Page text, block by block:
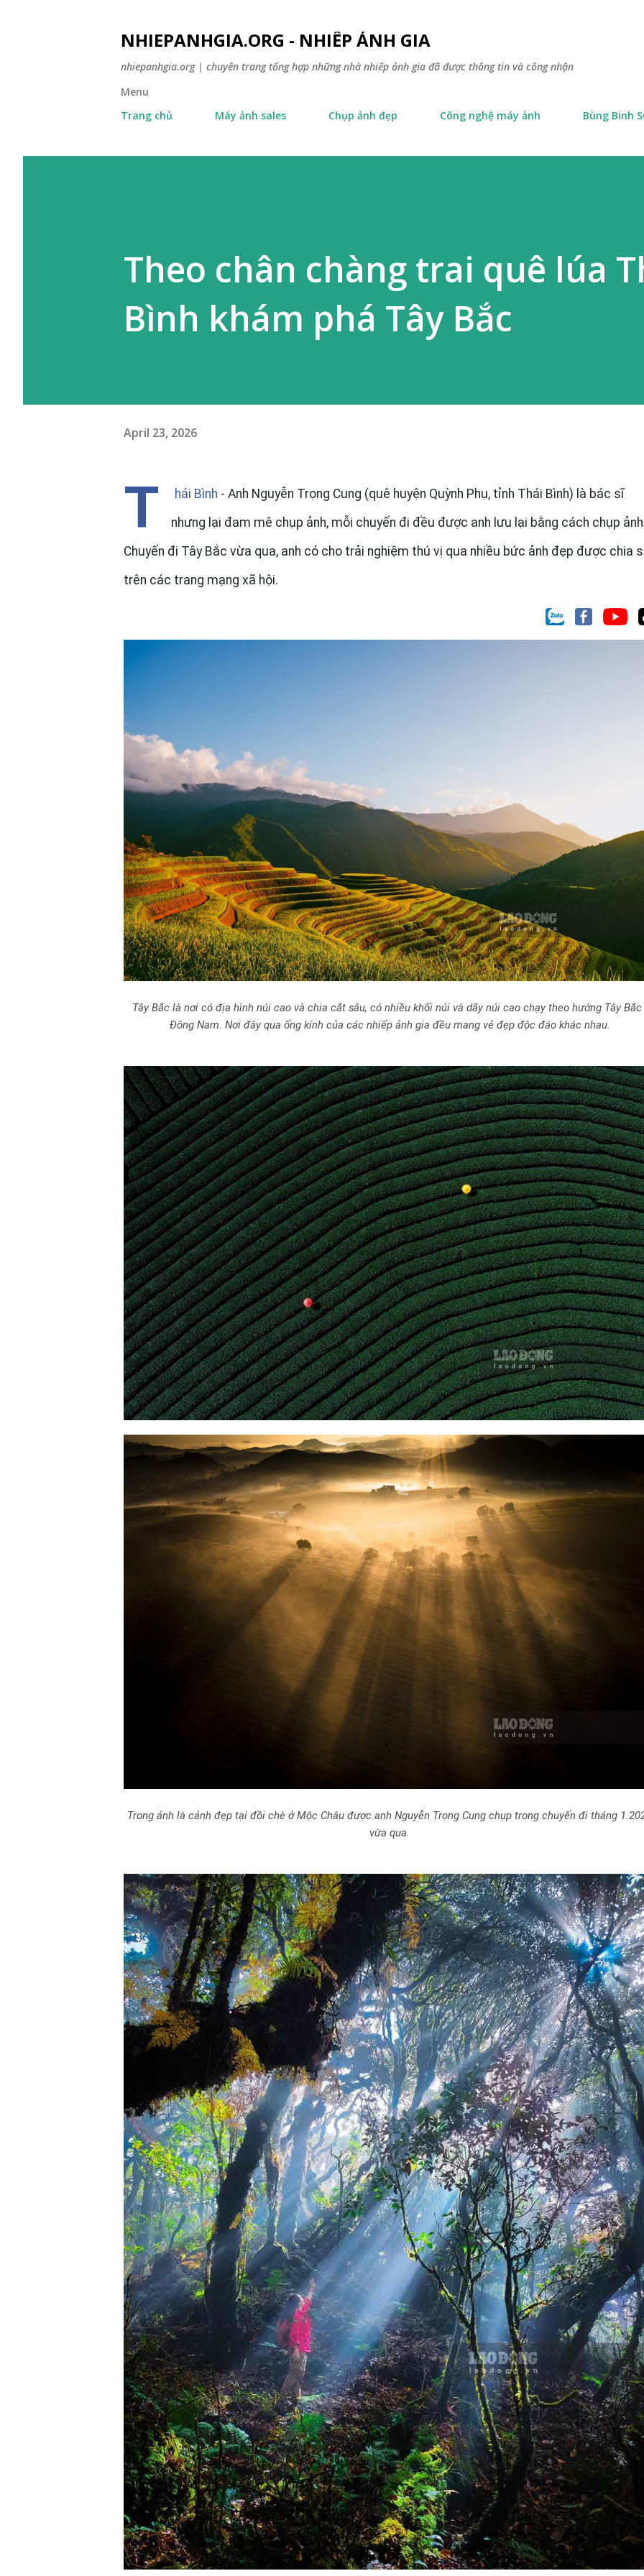
NHIEPANHGIA.ORG - NHIẾP ẢNH GIA
nhiepanhgia.org | chuyên trang tổng hợp những nhà nhiếp ảnh gia đã được thông tin và công nhận
Menu
Trang chủ
Máy ảnh sales Chụp ảnh đẹp Công nghệ máy ảnh Bùng Binh
Theo chân chàng trai quê lúa
Bình khám phá Tây Bắc
April 23, 2026
T hái Bình - Anh Nguyễn Trọng Cung (quê huyện Quỳnh Phụ, tỉnh Thái Bình) là bác sĩ
nhưng lại đam mê chụp ảnh, mỗi chuyến đi đều được anh lưu lại bằng cách chụp
Chuyến đi Tây Bắc vừa qua, anh có cho trải nghiệm thú vị qua nhiều bức ảnh đẹp được chia
trên các trang mạng xã hội.
Tây Bắc là nơi có địa hình núi cao và chia cắt sâu, có nhiều khối núi và dãy núi cao chạy theo hướng Tây Bắc
Đông Nam. Nơi đây qua ống kính của các nhiếp ảnh gia đều mang vẻ đẹp độc đáo khác nhau.
Trong ảnh là cảnh đẹp tại đồi chè ở Mộc Châu được anh Nguyễn Trọng Cung chụp trong chuyến đi tháng
vừa qua.